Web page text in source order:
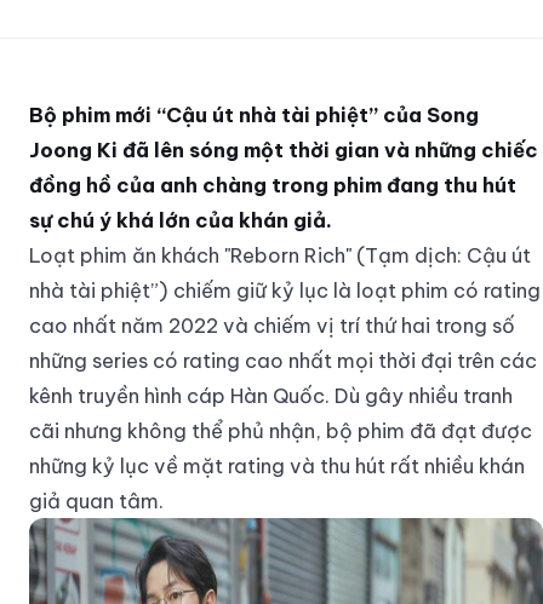
Bộ phim mới “Cậu út nhà tài phiệt” của Song
Joong Ki đã lên sóng một thời gian và những chiếc
đồng hồ của anh chàng trong phim đang thu hút
sự chú ý khá lớn của khán giả.
Loạt phim ăn khách "Reborn Rich" (Tạm dịch: Cậu út
nhà tài phiệt”) chiếm giữ kỷ lục là loạt phim có rating
cao nhất năm 2022 và chiếm vị trí thứ hai trong số
những series có rating cao nhất mọi thời đại trên các
kênh truyền hình cáp Hàn Quốc. Dù gây nhiều tranh
cãi nhưng không thể phủ nhận, bộ phim đã đạt được
những kỷ lục về mặt rating và thu hút rất nhiều khán
giả quan tâm.